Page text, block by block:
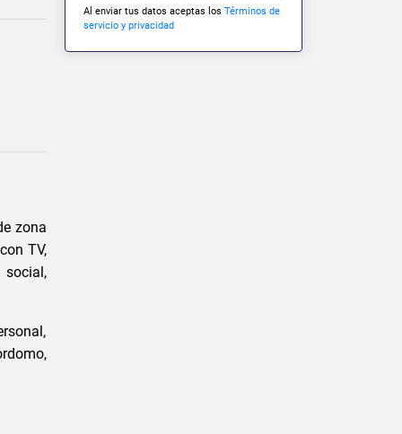
zona
TV,
social,
Al enviar tus datos aceptas los Términos de
servicio y privacidad